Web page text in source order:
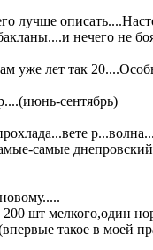
лучше
нечего не
уже лет так
сентябрь)
самые
шт мелкого,один
такое в моей